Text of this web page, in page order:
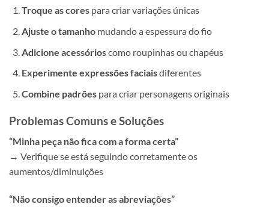
Troque as corespara criar variações únicas
Ajuste o tamanhomudando a espessura do fio
Adicione acessórioscomo roupinhas ou chapéus
Experimente expressões faciaisdiferentes
Combine padrõespara criar personagens originais
Problemas Comuns e Soluções
“Minha peça não fica com a forma certa”
→ Verifique se está seguindo corretamente os
aumentos/diminuições
“Não consigo entender as abreviações”